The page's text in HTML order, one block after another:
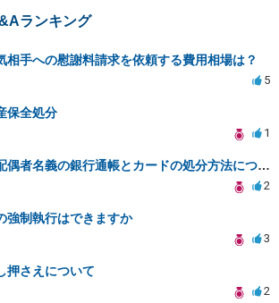
ランキング
相手への慰謝料請求を依頼する費用相場は？
5
保全処分
1
離婚後の元配偶者名義の銀行通帳とカードの処分方法について
2
強制執行はできますか
3
押さえについて
2